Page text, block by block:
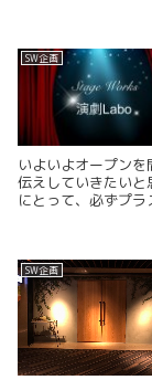
SW企画
いよいよオープン
伝えしていきたい
にとって、必ずプラ
SW企画